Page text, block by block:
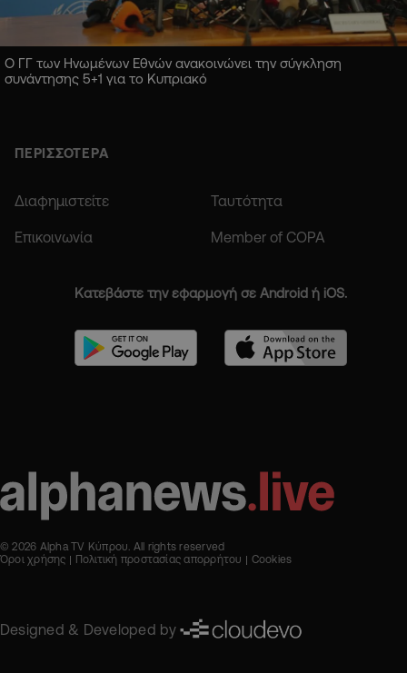
Ο ΓΓ των Ηνωμένων Εθνών ανακοινώνει την σύγκληση
συνάντησης 5+1 για το Κυπριακό
ΠΕΡΙΣΣΟΤΕΡΑ
Διαφημιστείτε Ταυτότητα
Επικοινωνία Member of COPA
Κατεβάστε την εφαρμογή σε Android ή iOS.
© 2026 Alpha TV Κύπρου. All rights reserved
Όροι χρήσης
Πολιτική προστασίας απορρήτου Cookies
Designed & Developed by